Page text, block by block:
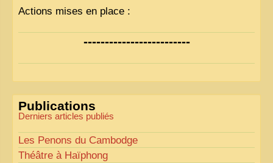
Actions mises en place :
Nous avons déjà ajusté les couleurs pour améliorer
la lisibilité. Votre avis nous intéresse !
« Comme tout bon collectionneur le sait, la
perfection est un idéal… mais nous y travaillons
-------------------------
Publications
Derniers articles publiés
Les Penons du Cambodge
Théâtre à Haïphong